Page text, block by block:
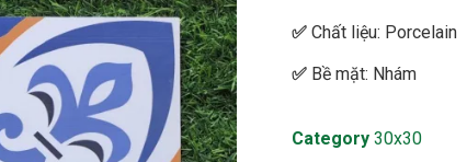
✅ Chất liệu: Porcelain
✅ Bề mặt: Nhám
Category 30x30